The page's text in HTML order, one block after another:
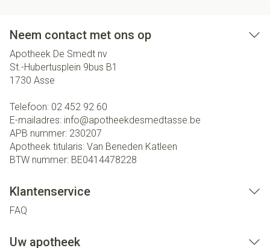
Neem contact met ons op
Apotheek De Smedt nv
St.-Hubertusplein 9bus B1
1730 Asse
Telefoon: 02 452 92 60
E-mailadres: info@apotheekdesmedtasse.be
APB nummer: 230207
Apotheek titularis: Van Beneden Katleen
BTW nummer: BE0414478228
Klantenservice
FAQ
Uw apotheek